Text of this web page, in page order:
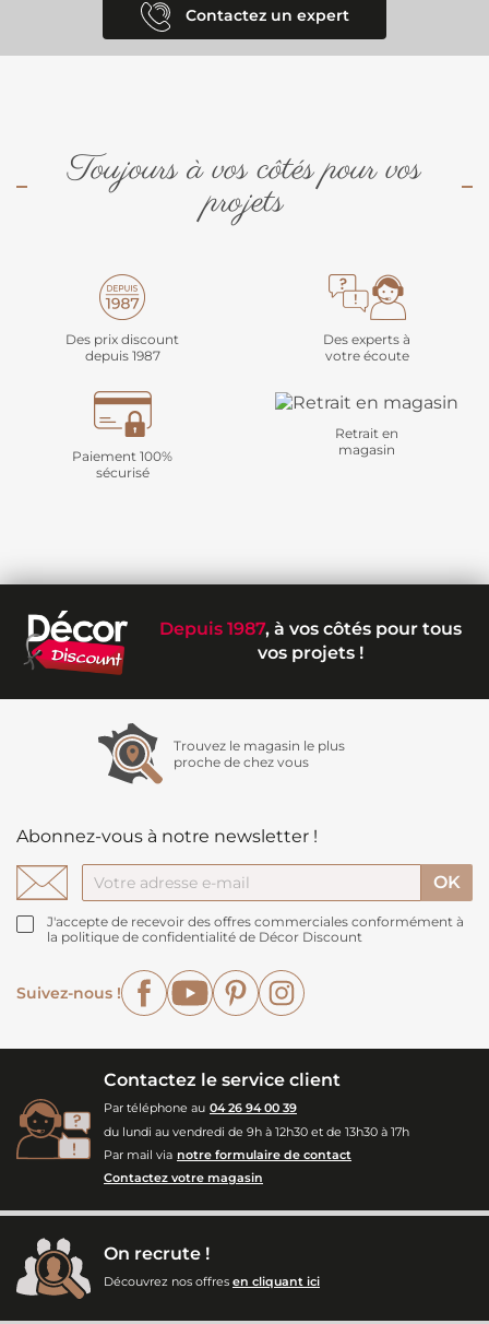
Contactez un expert
Toujours à vos côtés pour vos
projets
Des prix discount
depuis 1987
Des experts à
votre écoute
Paiement 100%
sécurisé
Retrait en
magasin
Depuis 1987, à vos côtés pour tous
vos projets !
Trouvez le magasin le plus
proche de chez vous
Abonnez-vous à notre newsletter !
J'accepte de recevoir des offres commerciales conformément à
la politique de confidentialité de Décor Discount
Suivez-nous !
FacebookYouTubePinterest
Contactez le service client
Par téléphone au 04 26 94 00 39
du lundi au vendredi de 9h à 12h30 et de 13h30 à 17h
Par mail via notre formulaire de contact
Contactez votre magasin
On recrute !
Découvrez nos offres en cliquant ici